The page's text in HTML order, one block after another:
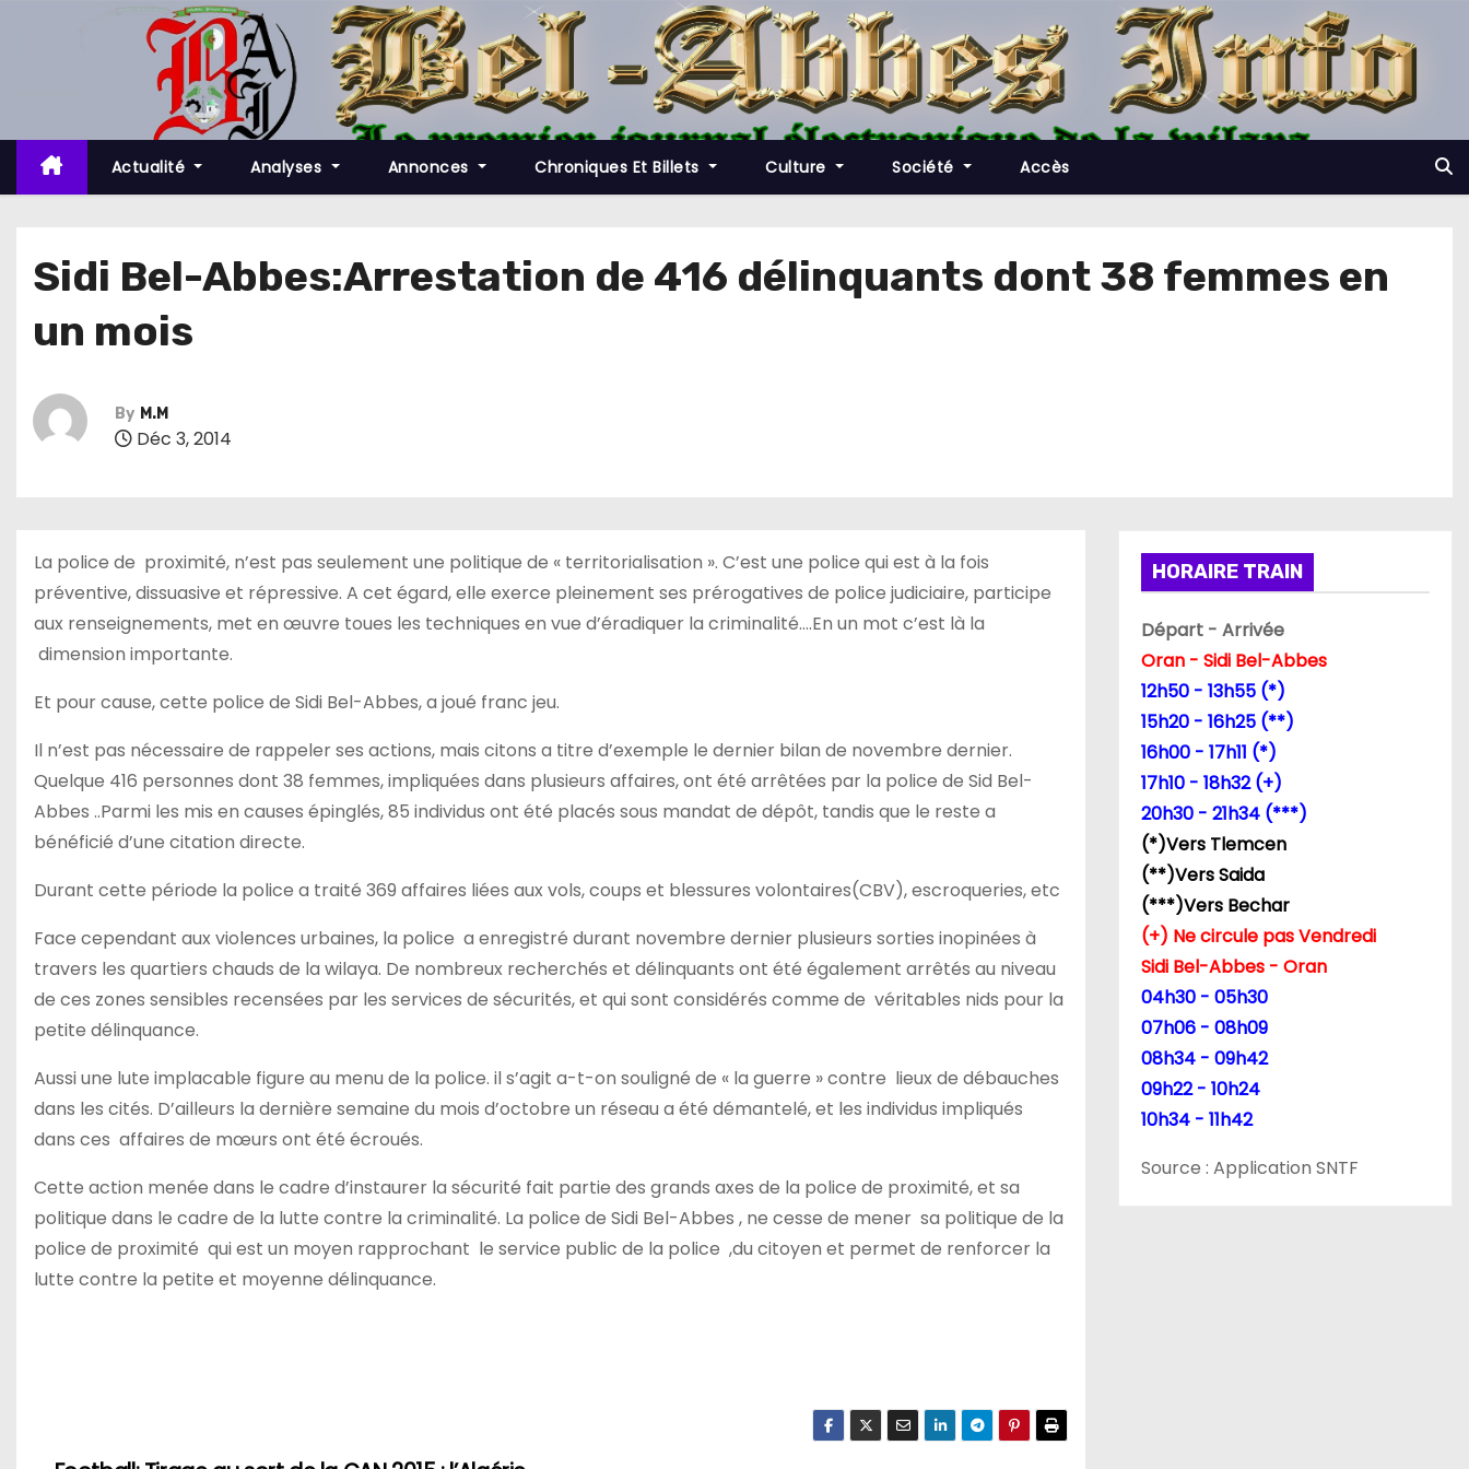
t
c
Actualité Analyses Annonces Chroniques Et Billets Culture Société Accès
Sidi Bel-Abbes:Arrestation de 416 délinquants dont 38 femmes en
un mois
By M.M
Déc 3, 2014
La police de proximité, n’est pas seulement une politique de « territorialisation ». C’est une police qui est à la fois
préventive, dissuasive et répressive. A cet égard, elle exerce pleinement ses prérogatives de police judiciaire, participe
aux renseignements, met en œuvre toues les techniques en vue d’éradiquer la criminalité….En un mot c’est là la
dimension importante.
Et pour cause, cette police de Sidi Bel-Abbes, a joué franc jeu.
Il n’est pas nécessaire de rappeler ses actions, mais citons a titre d’exemple le dernier bilan de novembre dernier.
Quelque 416 personnes dont 38 femmes, impliquées dans plusieurs affaires, ont été arrêtées par la police de Sid Bel-
Abbes ..Parmi les mis en causes épinglés, 85 individus ont été placés sous mandat de dépôt, tandis que le reste a
bénéficié d’une citation directe.
Durant cette période la police a traité 369 affaires liées aux vols, coups et blessures volontaires(CBV), escroqueries, etc
Face cependant aux violences urbaines, la police a enregistré durant novembre dernier plusieurs sorties inopinées à
travers les quartiers chauds de la wilaya. De nombreux recherchés et délinquants ont été également arrêtés au niveau
de ces zones sensibles recensées par les services de sécurités, et qui sont considérés comme de véritables nids pour la
petite délinquance.
Aussi une lute implacable figure au menu de la police. il s’agit a-t-on souligné de « la guerre » contre lieux de débauches
dans les cités. D’ailleurs la dernière semaine du mois d’octobre un réseau a été démantelé, et les individus impliqués
dans ces affaires de mœurs ont été écroués.
Cette action menée dans le cadre d’instaurer la sécurité fait partie des grands axes de la police de proximité, et sa
politique dans le cadre de la lutte contre la criminalité. La police de Sidi Bel-Abbes , ne cesse de mener sa politique de la
police de proximité qui est un moyen rapprochant le service public de la police ,du citoyen et permet de renforcer la
lutte contre la petite et moyenne délinquance.
HORAIRE TRAIN
Départ - Arrivée
Oran - Sidi Bel-Abbes
12h50 - 13h55 (*)
15h20 - 16h25 (**)
16h00 - 17h11 (*)
17h10 - 18h32 (+)
20h30 - 21h34 (***)
(*)Vers Tlemcen
(**)Vers Saida
(***)Vers Bechar
(+) Ne circule pas Vendredi
Sidi Bel-Abbes - Oran
04h30 - 05h30
07h06 - 08h09
08h34 - 09h42
09h22 - 10h24
10h34 - 11h42
Source : Application SNTF